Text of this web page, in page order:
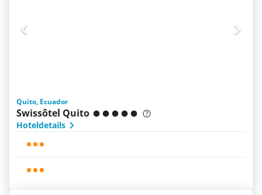
Quito, Ecuador
Swissôtel Quito
Hoteldetails